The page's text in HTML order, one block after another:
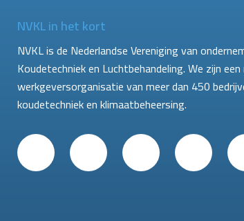
NVKL in het kort
NVKL is de Nederlandse Vereniging van
Koudetechniek en Luchtbehandeling. We zijn
werkgeversorganisatie van meer dan 450
koudetechniek en klimaatbeheersing.